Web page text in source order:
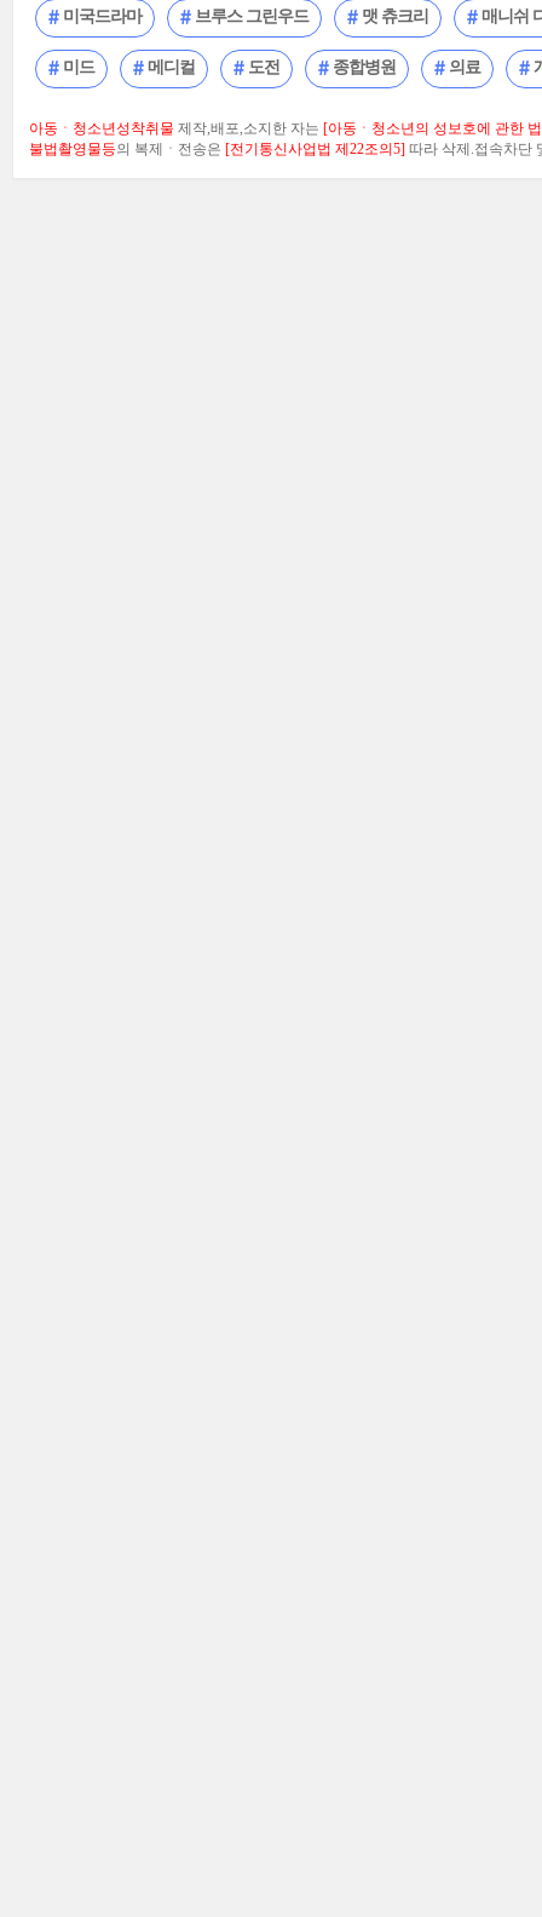
미국드라마 브루스 그린우드 맷 츄크리 매니쉬
미드 메디컬 도전 종합병원 의료
아동ㆍ청소년성착취물 제작,배포,소지한 자는 [아동ㆍ청소년의 성보호에 관한
불법촬영물등의 복제ㆍ전송은 [전기통신사업법 제22조의5] 따라 삭제.접속차단